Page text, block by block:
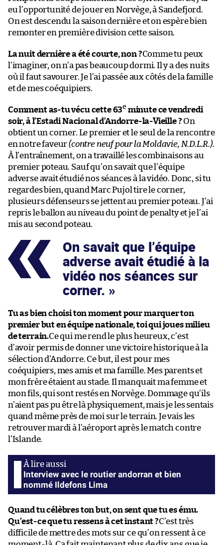
eu l’opportunité de jouer en Norvège, à Sandefjord.
On est descendu la saison dernière et on espère bien
remonter en première division cette saison.
La nuit dernière a été courte, non ?Comme tu peux
l’imaginer, on n’a pas beaucoup dormi. Il y a des nuits
où il faut savourer. Je l’ai passée aux côtés de la famille
et de mes coéquipiers.
Comment as-tu vécu cette 63e minute ce vendredi
soir, à l’Estadi Nacional d’Andorre-la-Vieille ? On
obtient un corner. Le premier et le seul de la rencontre
en notre faveur(contre neuf pour la Moldavie, N.D.L.R.).
À l’entraînement, on a travaillé les combinaisons au
premier poteau. Sauf qu’on savait que l’équipe
adverse avait étudié nos séances à la vidéo. Donc, si tu
regardes bien, quand Marc Pujol tire le corner,
plusieurs défenseurs se jettent au premier poteau. J’ai
repris le ballon au niveau du point de penalty et je l’ai
mis au second poteau.
On savait que l’équipe
adverse avait étudié à la
vidéo nos séances sur
corner.
Tu as bien choisi ton moment pour marquer ton
premier but en équipe nationale, toi qui joues milieu
de terrain.Ce qui me rend le plus heureux, c’est
d’avoir permis de donner une victoire historique à la
sélection d’Andorre. Ce but, il est pour mes
coéquipiers, mes amis et ma famille. Mes parents et
mon frère étaient au stade. Il manquait ma femme et
mon fils, qui sont restés en Norvège. Dommage qu’ils
n’aient pas pu être là physiquement, mais je les sentais
quand même près de moi sur le terrain. Je vais les
retrouver mardi à l’aéroport après le match contre
l’Islande.
Interview avec le routier andorran et bien
nommé Ildefons Lima
Quand tu célèbres ton but, on sent que tu es ému.
Qu’est-ce que tu ressens à cet instant ?C’est très
difficile de mettre des mots sur ce qu’on ressent à ce